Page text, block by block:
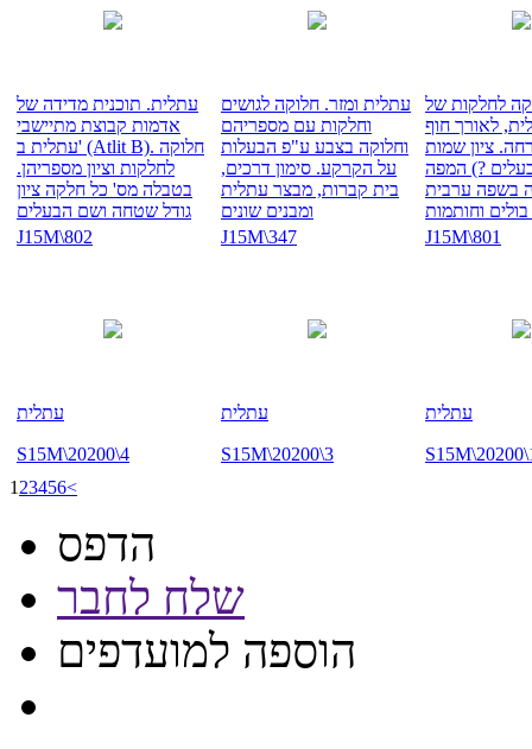
עתלית. תוכנית מדידה של
אדמות קבוצת מתיישבי
עתלית ב' (Atlit B). חלוקה
לחלקות וציון מספריהן.
בטבלה מס' כל חלקה ציון
גודל שטחה ושם הבעלים
J15M\802
עתלית ומזר. חלוקה לגושים
וחלקות עם מספריהם
וחלוקה בצבע ע"פ הבעלות
על הקרקע. סימון דרכים,
בית קברות, מבצר עתלית
ומבנים שונים
J15M\347
לחלקות של
לאורך חוף
ציון שמות
?) המפה
בשפה ערבית
וחותמות
J15M\801
עתלית
S15M\20200\4
עתלית
S15M\20200\3
עתלית
1 23456<
הדפס
שלח לחבר
הוספה למועדפים